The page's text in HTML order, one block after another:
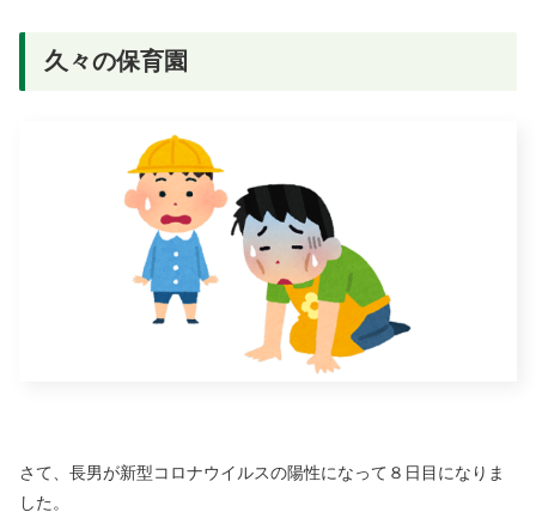
久々の保育園
さて、長男が新型コロナウイルスの陽性になって８日目になりま
した。